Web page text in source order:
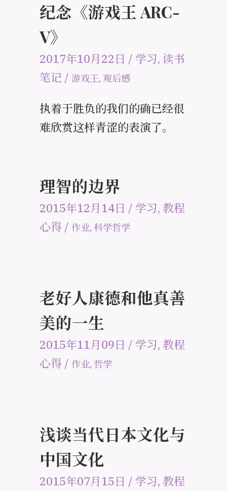
纪念《游戏王 ARC-
V》
2017年10月22日 / 学习,读书
笔记 / 游戏王,观后感
执着于胜负的我们的确已经很
难欣赏这样青涩的表演了。
理智的边界
2015年12月14日 / 学习, 教程
心得 /作业,科学哲学
老好人康德和他真善
美的一生
2015年11月09日 / 学习, 教程
心得 /作业, 哲学
浅谈当代日本文化与
中国文化
2015年07月15日 / 学习, 教程